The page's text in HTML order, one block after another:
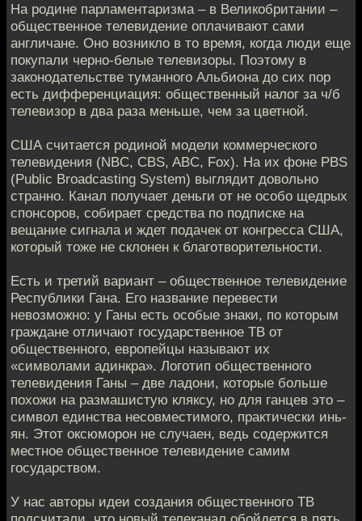
На родине парламентаризма – в Великобритании –
общественное телевидение оплачивают сами
англичане. Оно возникло в то время, когда люди еще
покупали черно-белые телевизоры. Поэтому в
законодательстве туманного Альбиона до сих пор
есть дифференциация: общественный налог за ч/б
телевизор в два раза меньше, чем за цветной.
США считается родиной модели коммерческого
телевидения (NBC, CBS, ABC, Fox). На их фоне PBS
(Public Broadcasting System) выглядит довольно
странно. Канал получает деньги от не особо щедрых
спонсоров, собирает средства по подписке на
вещание сигнала и ждет подачек от конгресса США,
который тоже не склонен к благотворительности.
Есть и третий вариант – общественное телевидение
Республики Гана. Его название перевести
невозможно: у Ганы есть особые знаки, по которым
граждане отличают государственное ТВ от
общественного, европейцы называют их
«символами адинкра». Логотип общественного
телевидения Ганы – две ладони, которые больше
похожи на размашистую кляксу, но для ганцев это –
символ единства несовместимого, практически инь-
ян. Этот оксюморон не случаен, ведь содержится
местное общественное телевидение самим
государством.
У нас авторы идеи создания общественного ТВ